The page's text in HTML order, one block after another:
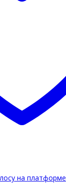
на платформе